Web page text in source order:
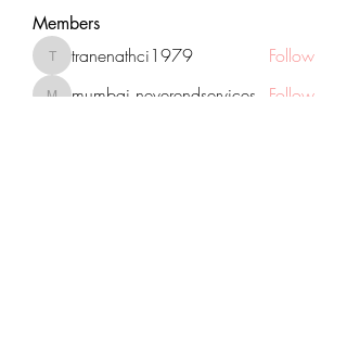
Members
tranenathci1979
tranenathci1979 Follow
mumbai.neverendservices Follow